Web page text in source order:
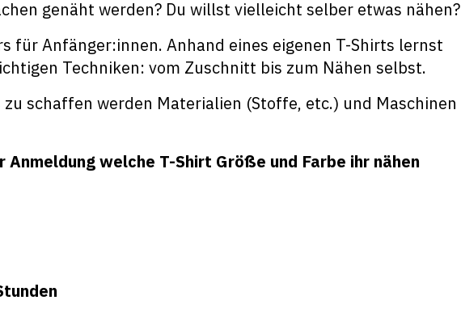
genäht werden? Du willst vielleicht selber etwas nähen?
für Anfänger:innen. Anhand eines eigenen T-Shirts lernst
Techniken: vom Zuschnitt bis zum Nähen selbst.
zu schaffen werden Materialien (Stoffe, etc.) und Maschinen
welche T-Shirt Größe und Farbe ihr nähen